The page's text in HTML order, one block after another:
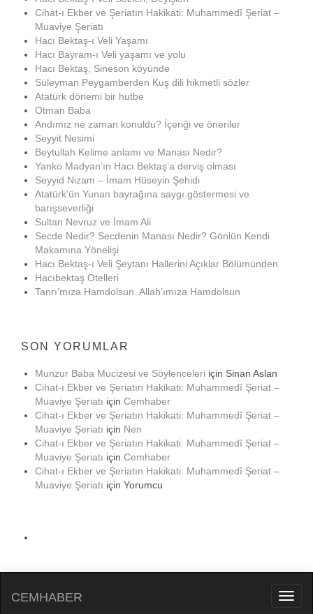
Cihat-ı Ekber ve Şeriatın Hakikati: Muhammedî Şeriat –
Muaviye Şeriatı
Hacı Bektaş-ı Veli Yaşamı
Hacı Bayram-ı Veli yaşamı ve yolu
Hacı Bektaş, Sineson köyünde
Süleyman Peygamberden Kuş dili hikmetli sözler
Atatürk dönemi bir hutbe
Otman Baba
Andımız ne zaman konuldu? İçeriği ve öneriler
Seyyit Nesimi
Beytullah Kelime anlamı ve Manası Nedir?
Yanko Madyan’ın Hacı Bektaş’a derviş olması
Seyyid Nizam – İmam Hüseyin Şehidi
Atatürk’ün Yunan bayrağına saygı göstermesi ve
barışseverliği
Sultan Nevruz ve İmam Ali
Secde Nedir? Secdenin Manası Nedir? Gönlün Kendi
Makamına Yönelişi
Hacı Bektaş-ı Veli Şeytanı Hallerini Açıklar Bölümünden
Hacıbektaş Otelleri
Tanrı’mıza Hamdolsun. Allah’ımıza Hamdolsun
SON YORUMLAR
Munzur Baba Mucizesi ve Söylenceleri için Sinan Aslan
Cihat-ı Ekber ve Şeriatın Hakikati: Muhammedî Şeriat –
Muaviye Şeriatı için Cemhaber
Cihat-ı Ekber ve Şeriatın Hakikati: Muhammedî Şeriat –
Muaviye Şeriatı için Nen
Cihat-ı Ekber ve Şeriatın Hakikati: Muhammedî Şeriat –
Muaviye Şeriatı için Cemhaber
Cihat-ı Ekber ve Şeriatın Hakikati: Muhammedî Şeriat –
Muaviye Şeriatı için Yorumcu
CEMHABER